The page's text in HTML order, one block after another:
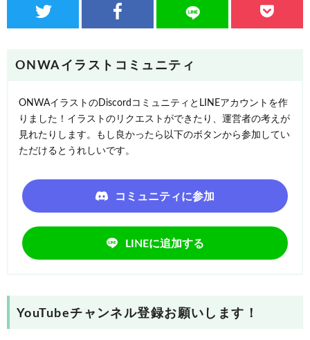
ONWAイラストコミュニティ
ONWAイラストのDiscordコミュニティとLINEアカウントを作
りました！イラストのリクエストができたり、運営者の考えが
見れたりします。もし良かったら以下のボタンから参加してい
ただけるとうれしいです。
コミュニティに参加
LINEに追加する
YouTubeチャンネル登録お願いします！